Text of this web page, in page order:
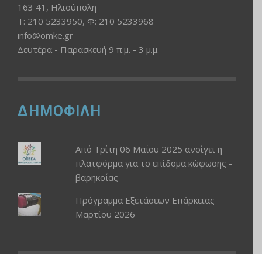
163 41, Ηλιούπολη
Τ: 210 5233950, Φ: 210 5233968
info@omke.gr
Δευτέρα - Παρασκευή 9 π.μ. - 3 μ.μ.
ΔΗΜΟΦΙΛΗ
Από Τρίτη 06 Μαΐου 2025 ανοίγει η
πλατφόρμα για το επίδομα κώφωσης -
βαρηκοΐας
Πρόγραμμα Εξετάσεων Επάρκειας
Μαρτίου 2026